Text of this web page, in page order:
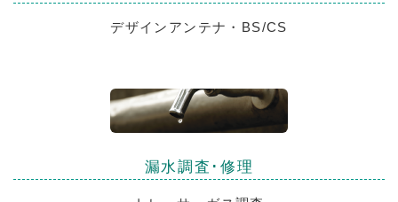
デザインアンテナ・BS/CS
漏水調査･修理